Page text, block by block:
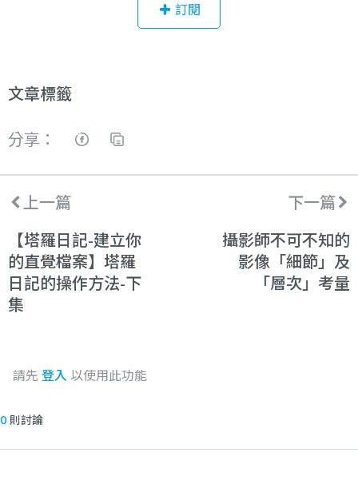
訂閱
文章標籤
分享：
上一篇
【塔羅日記-建立你
的直覺檔案】塔羅
日記的操作方法-下
集
下一篇
攝影師不可不知的
影像「細節」及
「層次」考量
請先 登入 以使用此功能
0 則討論